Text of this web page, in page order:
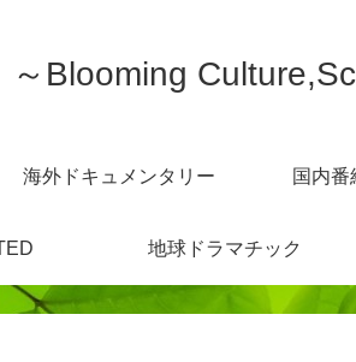
Blooming
海外ドキュメンタリー 国内番
地球ドラマチック